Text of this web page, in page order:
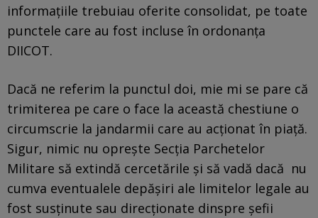
informațiile trebuiau oferite consolidat, pe toate
punctele care au fost incluse în ordonanța
DIICOT.
Dacă ne referim la punctul doi, mie mi se pare că
trimiterea pe care o face la această chestiune o
circumscrie la jandarmii care au acționat în piață.
Sigur, nimic nu oprește Secția Parchetelor
Militare să extindă cercetările și să vadă dacă nu
cumva eventualele depășiri ale limitelor legale au
fost susținute sau direcționate dinspre șefii